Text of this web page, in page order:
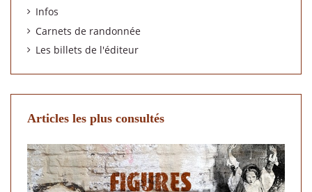
Infos
Carnets de randonnée
Les billets de l'éditeur
Articles les plus consultés